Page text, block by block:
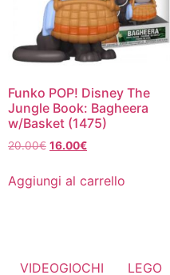
Funko POP! Disney The
Jungle Book: Bagheera
w/Basket (1475)
20.00€ Il
originale
era:
16.00€Il
attuale
Aggiungi al carrello
VIDEOGIOCHI LEGO